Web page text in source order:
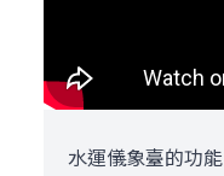
水運儀象臺的功能